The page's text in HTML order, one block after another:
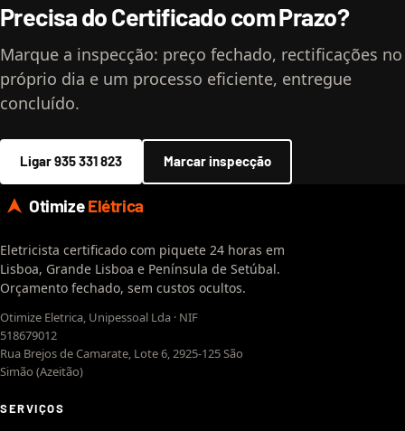
Precisa do Certificado com Prazo?
Marque a inspecção: preço fechado, rectificações no
próprio dia e um processo eficiente, entregue
concluído.
Ligar 935 331 823 Marcar inspecção
OtimizeElétrica
Eletricista certificado com piquete 24 horas em
Lisboa, Grande Lisboa e Península de Setúbal.
Orçamento fechado, sem custos ocultos.
Otimize Eletrica, Unipessoal Lda · NIF
518679012
Rua Brejos de Camarate, Lote 6, 2925-125 São
Simão (Azeitão)
SERVIÇOS